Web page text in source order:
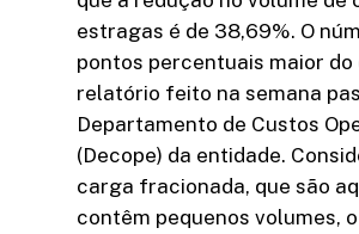
estragas é de 38,69%. O
pontos percentuais maior do
relatório feito na semana
Departamento de Custos
(Decope) da entidade.
carga fracionada, que são
contêm pequenos volumes,